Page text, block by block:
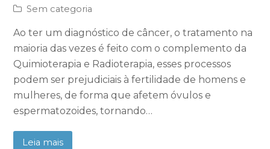
Sem categoria
Ao ter um diagnóstico de câncer, o tratamento na
maioria das vezes é feito com o complemento da
Quimioterapia e Radioterapia, esses processos
podem ser prejudiciais à fertilidade de homens e
mulheres, de forma que afetem óvulos e
espermatozoides, tornando…
Leia mais